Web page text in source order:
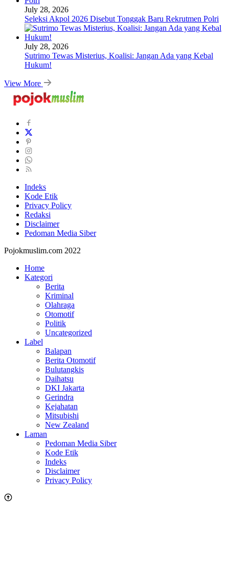
July 28, 2026
Seleksi Akpol 2026 Disebut Tonggak Baru Rekrutmen Polri
July 28, 2026
Sutrimo Tewas Misterius, Koalisi: Jangan Ada yang Kebal
Hukum!
View More
Indeks
Kode Etik
Privacy Policy
Redaksi
Disclaimer
Pedoman Media Siber
Pojokmuslim.com 2022
Home
Kategori
Berita
Kriminal
Olahraga
Otomotif
Politik
Uncategorized
Label
Balapan
Berita Otomotif
Bulutangkis
Daihatsu
DKI Jakarta
Gerindra
Kejahatan
Mitsubishi
New Zealand
Laman
Pedoman Media Siber
Kode Etik
Indeks
Disclaimer
Privacy Policy